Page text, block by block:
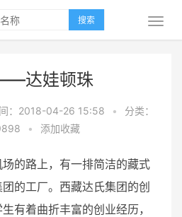
搜索
达娃顿珠
：2018-04-26 15:58 •
分类：
• 添加收藏
的路上，有一排简洁的藏式
的工厂。西藏达氏集团的创
有着曲折丰富的创业经历，